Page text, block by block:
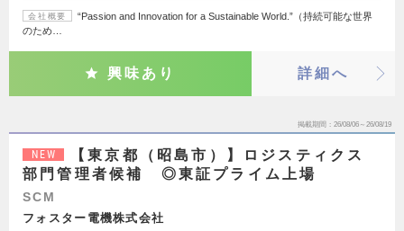
会社概要
“Passion and Innovation for a Sustainable World.”（持続可能な世界
のため…
興味あり 詳細へ
掲載期間 26/08/06～26/08/19
NEW
【東京都（昭島市）】ロジスティクス
部門管理者候補 ◎東証プライム上場
SCM
フォスター電機株式会社